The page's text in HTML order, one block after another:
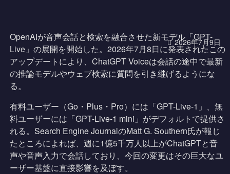
2026年7月9日
OpenAIが音声会話と検索を融合させた新モデル「GPT-
Live」の展開を開始した。2026年7月8日に発表されたこの
アップデートにより、ChatGPT Voiceは会話の途中で最新
の推論モデルやウェブ検索に質問を引き継げるようにな
る。
有料ユーザー（Go・Plus・Pro）には「GPT-Live-1」、無
料ユーザーには「GPT-Live-1 mini」がデフォルトで提供さ
れる。Search Engine JournalのMatt G. Southern氏が報じ
たところによれば、週に1億5千万人以上がChatGPTと音
声や音声入力で会話しており、今回の変更はその巨大なユ
ーザー基盤に直接影響を及ぼす。